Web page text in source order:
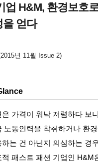
업 H&M, 환경보호
얻다
년 11월 Issue 2)
가격이 워낙 저렴하다 보
노동인력을 착취하거나 환
하는 건 아닌지 의심하는 경
패스트 패션 기업인
H&M